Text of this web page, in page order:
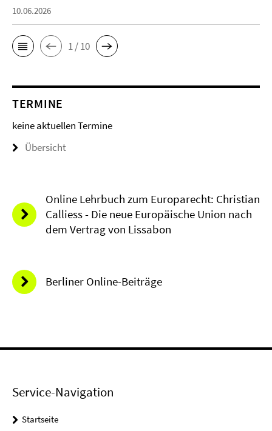
10.06.2026
1 / 10
TERMINE
keine aktuellen Termine
Übersicht
Online Lehrbuch zum Europarecht: Christian
Calliess - Die neue Europäische Union nach
dem Vertrag von Lissabon
Berliner Online-Beiträge
Service-Navigation
Startseite